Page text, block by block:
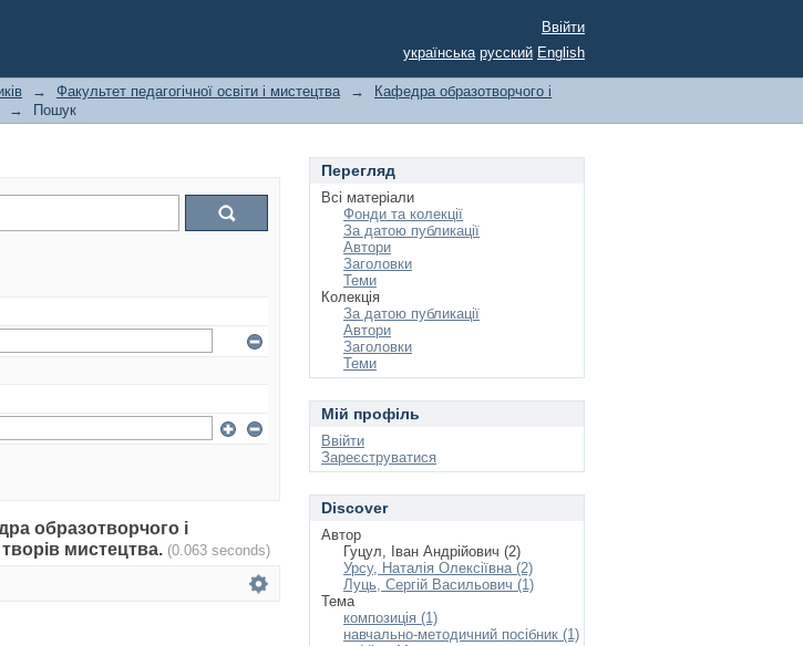
Ввійти
українська русский English
→ Факультет педагогічної освіти і мистецтва →
Кафедра образотворчого і
→ Пошук
образотворчого і
мистецтва. (0.063 seconds)
Перегляд
Всі матеріали
Фонди та колекції
За датою публикації
Автори
Заголовки
Теми
Колекція
За датою публикації
Автори
Заголовки
Теми
Мій профіль
Ввійти
Зареєструватися
Discover
Автор
Гуцул, Іван Андрійович (2)
Урсу, Наталія Олексіївна (2)
Луць, Сергій Васильович (1)
Тема
композиція (1)
навчально-методичний посібник (1)